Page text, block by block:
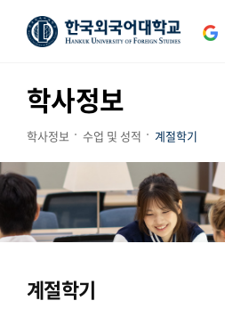
학사정보
학사정보 수업 및 성적 계절학기
계절학기